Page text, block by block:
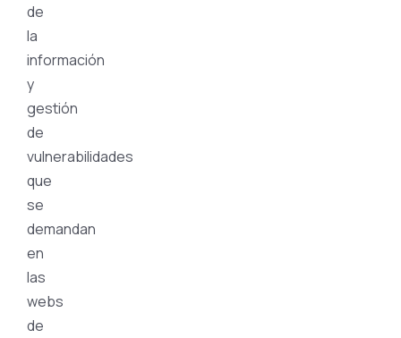
de
la
información
y
gestión
de
vulnerabilidades
que
se
demandan
en
las
webs
de